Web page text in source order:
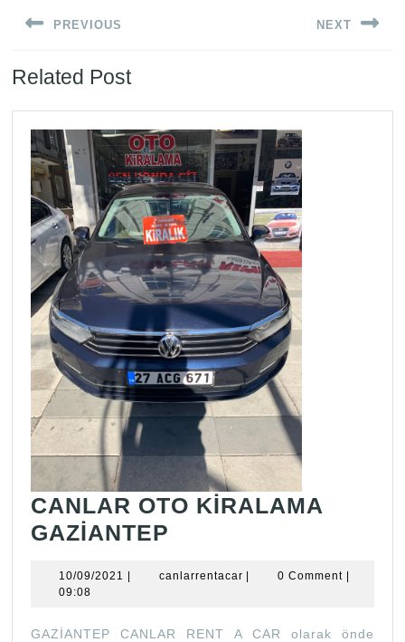
gezinmesi
PREVIOUS
post:
NEXT
Related Post
CANLAR OTO KİRALAMA
GAZİANTEP
KİRALAMA
10/09/2021 10/09/2021
| canlarrentacarcanlarrentacar
| 0 Comment |
09:08
GAZİANTEP CANLAR RENT A CAR olarak önde